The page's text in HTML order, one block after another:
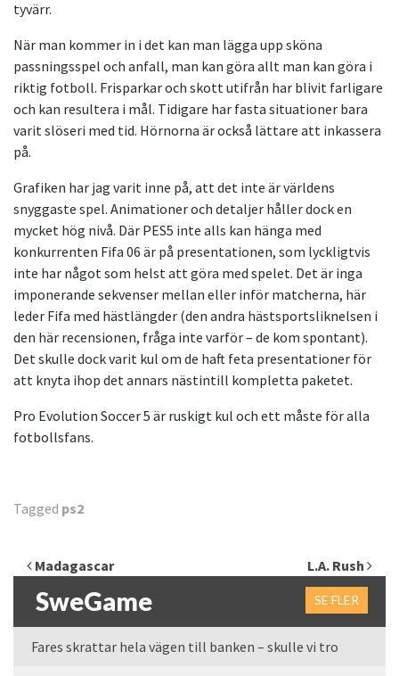
tyvärr.
När man kommer in i det kan man lägga upp sköna
passningsspel och anfall, man kan göra allt man kan göra i
riktig fotboll. Frisparkar och skott utifrån har blivit farligare
och kan resultera i mål. Tidigare har fasta situationer bara
varit slöseri med tid. Hörnorna är också lättare att inkassera
på.
Grafiken har jag varit inne på, att det inte är världens
snyggaste spel. Animationer och detaljer håller dock en
mycket hög nivå. Där PES5 inte alls kan hänga med
konkurrenten Fifa 06 är på presentationen, som lyckligtvis
inte har något som helst att göra med spelet. Det är inga
imponerande sekvenser mellan eller inför matcherna, här
leder Fifa med hästlängder (den andra hästsportsliknelsen i
den här recensionen, fråga inte varför – de kom spontant).
Det skulle dock varit kul om de haft feta presentationer för
att knyta ihop det annars nästintill kompletta paketet.
Pro Evolution Soccer 5 är ruskigt kul och ett måste för alla
fotbollsfans.
Tagged ps2
Inläggsnavigering
Madagascar L.A. Rush
SweGame SE FLER
Fares skrattar hela vägen till banken – skulle vi tro